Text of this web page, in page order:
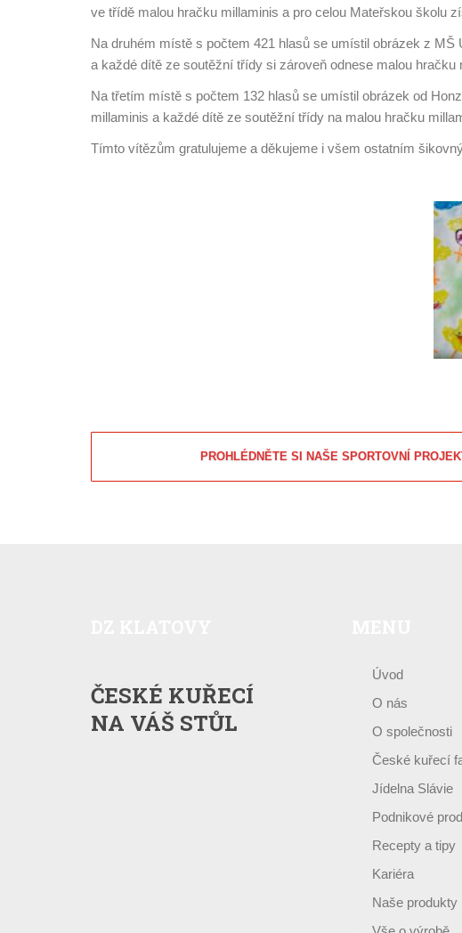
ve třídě malou hračku millaminis a pro celou Mateřskou školu
Na druhém místě s počtem 421 hlasů se umístil obrázek z
a každé dítě ze soutěžní třídy si zároveň odnese malou hračku
Na třetím místě s počtem 132 hlasů se umístil obrázek od
millaminis a každé dítě ze soutěžní třídy na malou hračku
Tímto vítězům gratulujeme a děkujeme i všem ostatním
PROHLÉDNĚTE SI NAŠE SPORTOVNÍ
ČESKÉ KUŘECÍ
NA VÁŠ STŮL
Úvod
O nás
O společnosti
České kuřecí
Jídelna Slávie
Podnikové
Recepty a tipy
Kariéra
Naše produkty